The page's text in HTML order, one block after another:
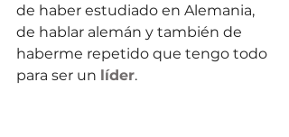
de haber estudiado en Alemania,
de hablar alemán y también de
haberme repetido que tengo todo
para ser un líder.